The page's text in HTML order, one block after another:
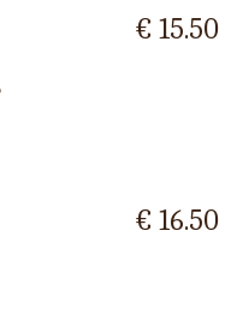
€ 15.50
€ 16.50